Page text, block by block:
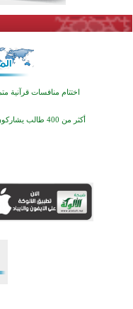
اختتام منافسات قرآنية
أكثر من 400 طالب يشاركون في مسابقة المعلومات الإسلامية بأستراليا
أكبر مشروع إسلامي في ريف
اختتام الدورة التاسعة